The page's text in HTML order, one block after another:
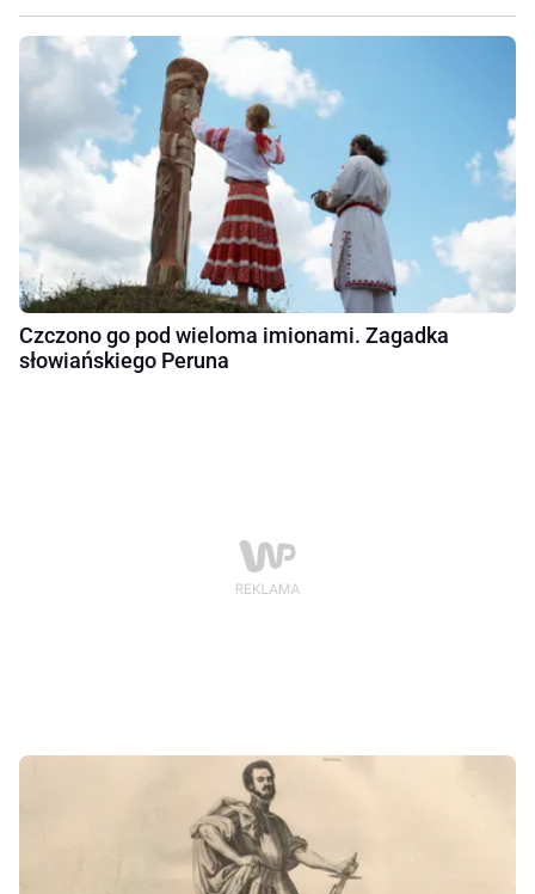
Czczono go pod wieloma imionami. Zagadka
słowiańskiego Peruna